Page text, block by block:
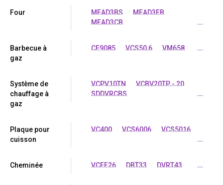
Four MEAD3BS
MEAD3EB
MEAD3CB
...
Barbecue à
gaz
CF9085 VCS50 6 VM658 ...
Système de
chauffage à
gaz
VCPV10TN
VCBV20TP - 20
SDDVRCBS
...
Plaque pour
cuisson
VC400 VCS6006
VCS5016
...
Cheminée VCEF26 DBT33 DVRT43 ...